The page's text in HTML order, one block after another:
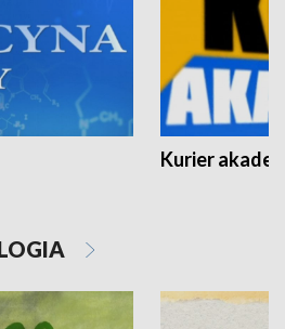
Kurier